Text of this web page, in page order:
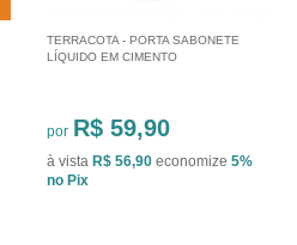
TERRACOTA - PORTA SABONETE
LÍQUIDO EM CIMENTO
por R$ 59,90
à vista R$ 56,90 economize 5%
no Pix